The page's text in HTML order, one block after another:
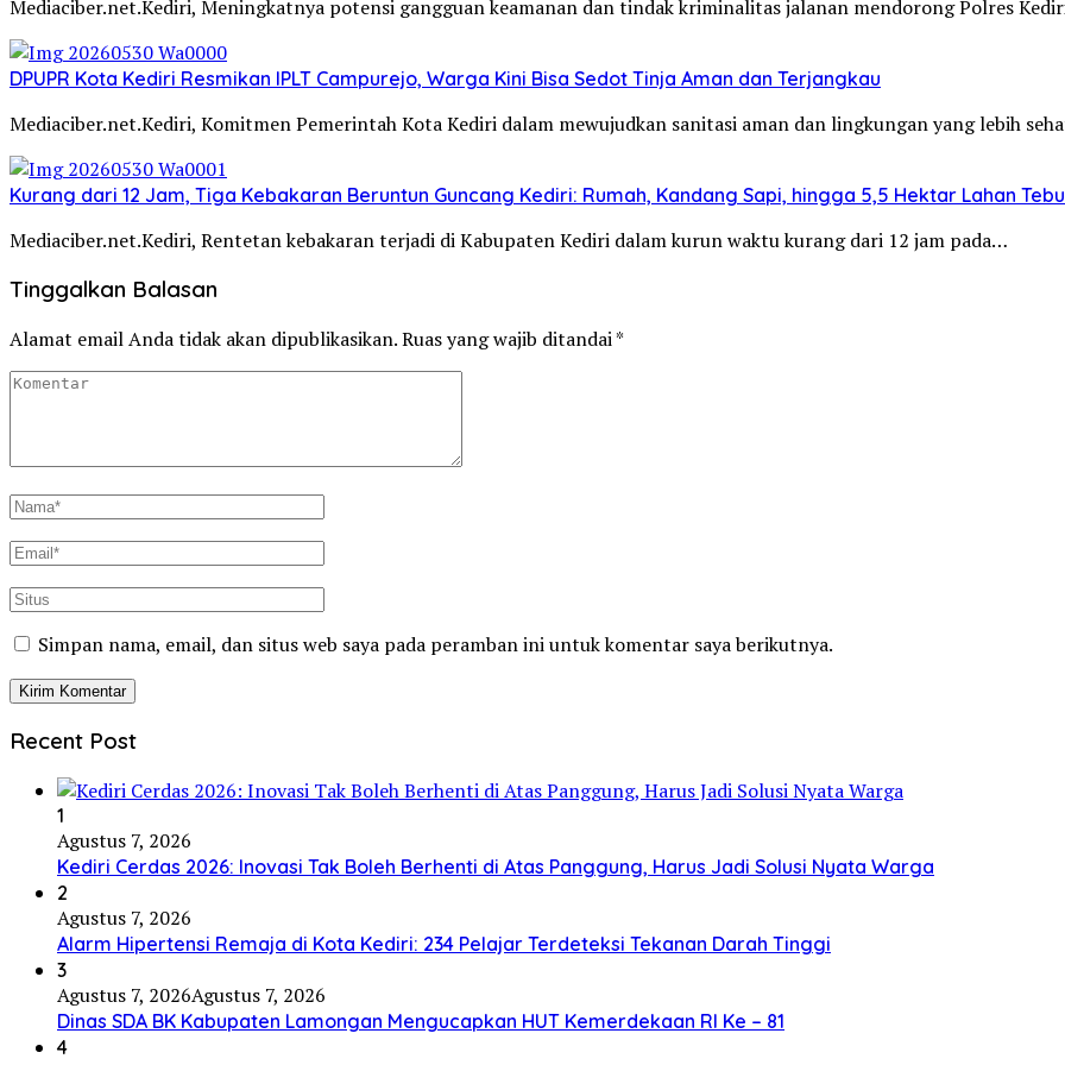
Mediaciber.net.Kediri, Meningkatnya potensi gangguan keamanan dan tindak kriminalitas jalanan mendorong Polres
DPUPR Kota Kediri Resmikan IPLT Campurejo, Warga Kini Bisa Sedot Tinja Aman dan Terjangkau
Mediaciber.net.Kediri, Komitmen Pemerintah Kota Kediri dalam mewujudkan sanitasi aman dan lingkungan yang lebih
Kurang dari 12 Jam, Tiga Kebakaran Beruntun Guncang Kediri: Rumah, Kandang Sapi, hingga 5,5 Hektar Lahan
Mediaciber.net.Kediri, Rentetan kebakaran terjadi di Kabupaten Kediri dalam kurun waktu kurang dari 12 jam pada…
Tinggalkan Balasan
Alamat email Anda tidak akan dipublikasikan.Ruas yang wajib ditandai*
Simpan nama, email, dan situs web saya pada peramban ini untuk komentar saya berikutnya.
Recent Post
1
Agustus 7, 2026
Kediri Cerdas 2026: Inovasi Tak Boleh Berhenti di Atas Panggung, Harus Jadi Solusi Nyata Warga
2
Agustus 7, 2026
Alarm Hipertensi Remaja di Kota Kediri: 234 Pelajar Terdeteksi Tekanan Darah Tinggi
3
Agustus 7, 2026Agustus 7, 2026
Dinas SDA BK Kabupaten Lamongan Mengucapkan HUT Kemerdekaan RI Ke – 81
4